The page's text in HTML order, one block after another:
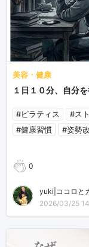
美容・健康
１日１０分、自分
#ピラティス #ス
#健康習慣
#姿勢
0
yuki|ココロと
2026/03/25